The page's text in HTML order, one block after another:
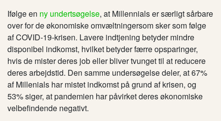
Ifølge en ny undertsøgelse, at Millennials er særligt sårbare
over for de økonomiske omvæltningersom sker som følge
af COVID-19-krisen. Lavere indtjening betyder mindre
disponibel indkomst, hvilket betyder færre opsparinger,
hvis de mister deres job eller bliver tvunget til at reducere
deres arbejdstid. Den samme undersøgelse deler, at 67%
af Millenials har mistet indkomst på grund af krisen, og
53% siger, at pandemien har påvirket deres økonomiske
velbefindende negativt.